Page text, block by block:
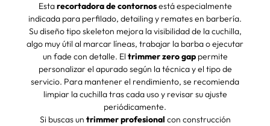
Estarecortadora de contornosestá especialmente
indicada para perfilado, detailing y remates en barbería.
Su diseño tipo skeleton mejora la visibilidad de la cuchilla,
algo muy útil al marcar líneas, trabajar la barba o ejecutar
un fade con detalle. El trimmer zero gappermite
personalizar el apurado según la técnica y el tipo de
servicio. Para mantener el rendimiento, se recomienda
limpiar la cuchilla tras cada uso y revisar su ajuste
periódicamente.
Si buscas un trimmer profesional con construcción